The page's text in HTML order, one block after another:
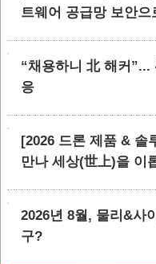
트웨어 공급망 보안
“채용하니 北 해커”...
응
[2026 드론 제품 & 솔
만나 세상(世上)을 이
2026년 8월, 물리&사
구?